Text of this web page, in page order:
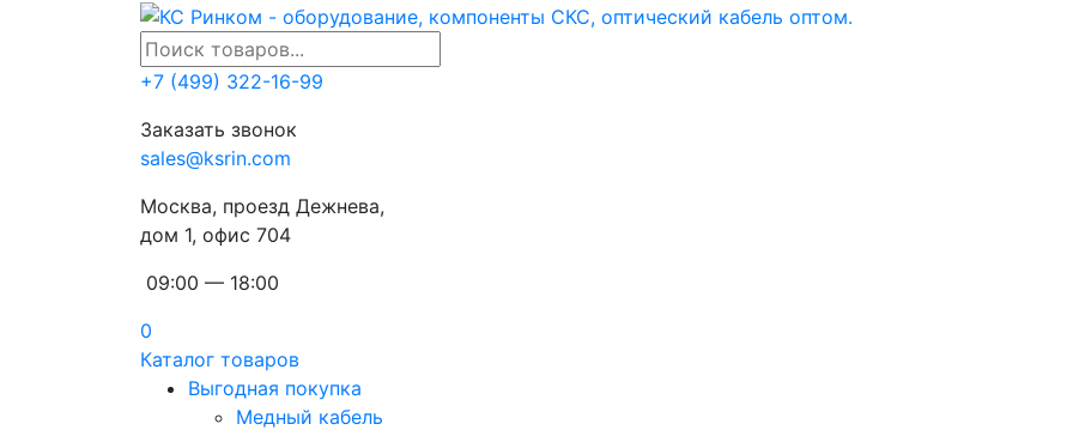
+7 (499) 322-16-99
Заказать звонок
sales@ksrin.com
Москва, проезд Дежнева,
дом 1, офис 704
09:00 — 18:00
0
Каталог товаров
Выгодная покупка
Медный кабель